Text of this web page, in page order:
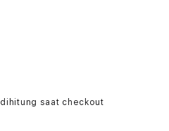
dihitung saat checkout